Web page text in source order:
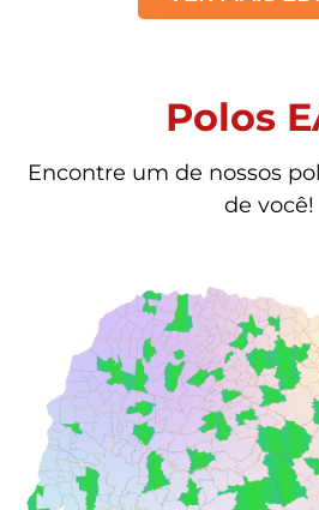
Polos
Encontre um de nossos
de você!